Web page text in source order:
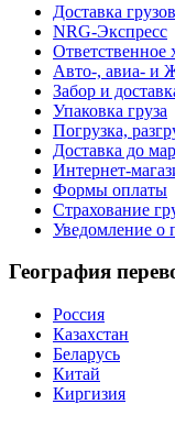
Доставка
NRG-Экспресс
Ответственное
Авто-, авиа- и
Забор и
Упаковка груза
Погрузка,
Доставка до
Интернет-
Формы оплаты
Страхование
Уведомление о
География
Россия
Казахстан
Беларусь
Китай
Киргизия